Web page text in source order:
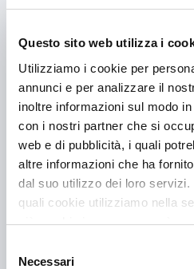
Questo sito web utilizza i
Utilizziamo i cookie per
annunci e per analizzare il
inoltre informazioni sul modo
con i nostri partner che si
web e di pubblicità, i quali
altre informazioni che ha
dal suo utilizzo dei loro
quali cookie utilizziamo nella
più su chi siamo, come può
può trovare nel footer del sito
delNecessari
guidare in gravidanza,
inutili sobbalzi, indossare
ogni due ore circa, sono
accedere ai servizi, sia per
riattivare la circolazione ed
d’auto, più frequente nelle
Fino a che
guidare in
Salvo casi specifici, la risposta